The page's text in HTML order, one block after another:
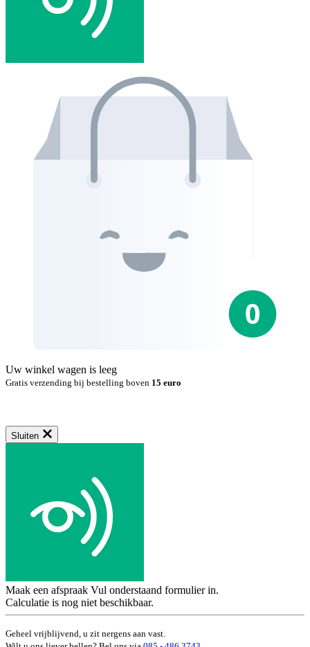
Uw winkel wagen is leeg
Gratis verzending bij bestelling boven 15 euro
Sluiten
Maak een afspraak Vul onderstaand formulier in.
Calculatie is nog niet beschikbaar.
Geheel vrijblijvend, u zit nergens aan vast.